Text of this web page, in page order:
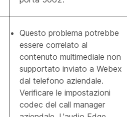
Questo problema potrebbe
essere correlato al
contenuto multimediale non
supportato inviato a Webex
dal telefono aziendale.
Verificare le impostazioni
codec del call manager